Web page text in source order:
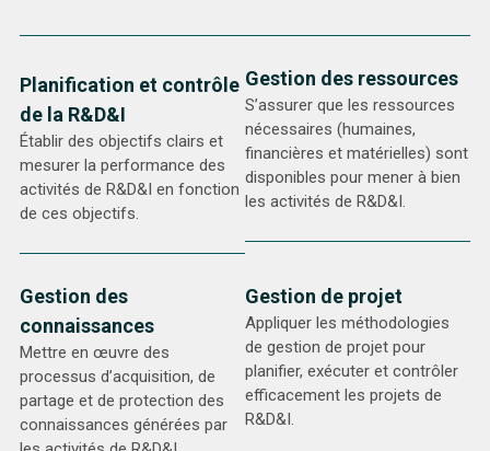
Planification et contrôle
de la R&D&I
Établir des objectifs clairs et
mesurer la performance des
activités de R&D&I en fonction
de ces objectifs.
Gestion des ressources
S’assurer que les ressources
nécessaires (humaines,
financières et matérielles) sont
disponibles pour mener à bien
les activités de R&D&I.
Gestion des
connaissances
Mettre en œuvre des
processus d’acquisition, de
partage et de protection des
connaissances générées par
Gestion de projet
Appliquer les méthodologies
de gestion de projet pour
planifier, exécuter et contrôler
efficacement les projets de
R&D&I.